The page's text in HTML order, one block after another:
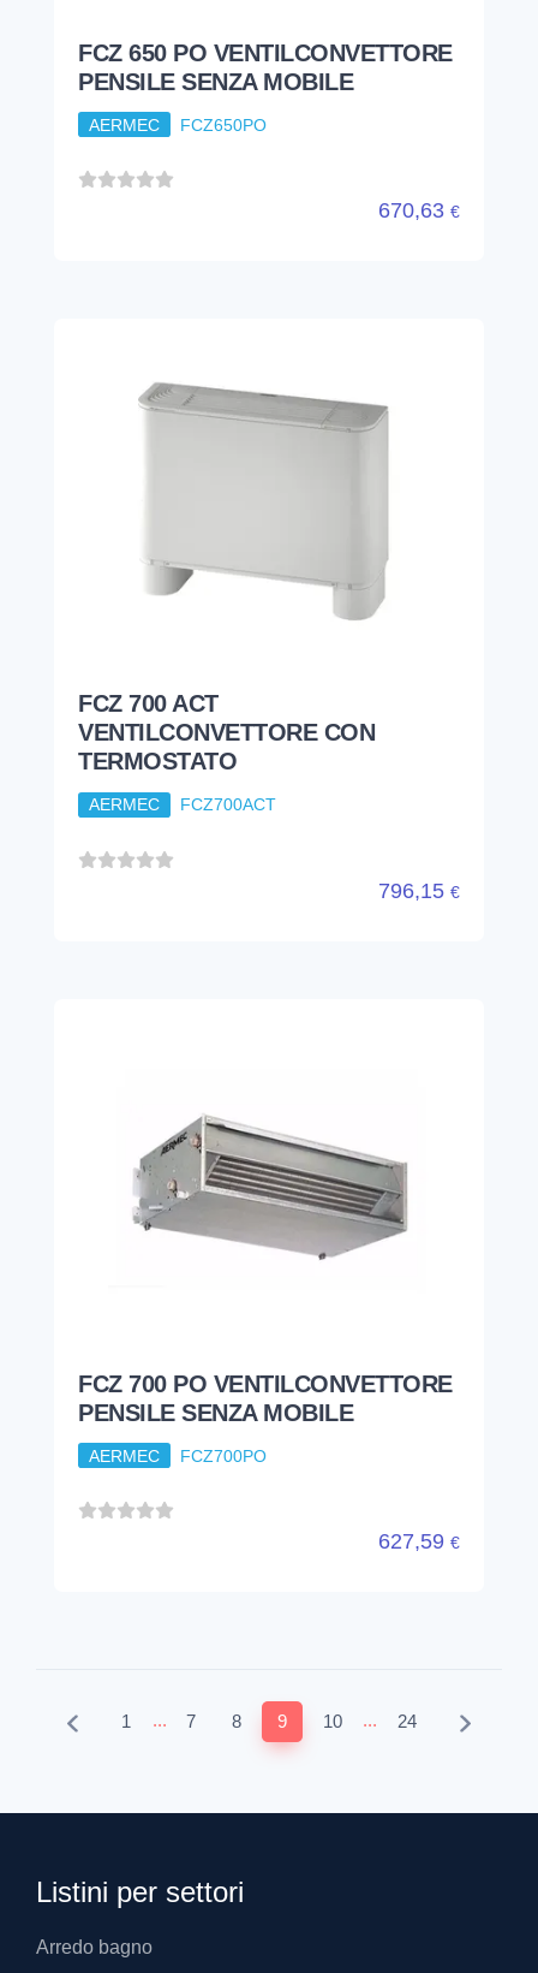
FCZ 650 PO VENTILCONVETTORE
PENSILE SENZA MOBILE
AERMEC FCZ650PO
670,63 €
FCZ 700 ACT
VENTILCONVETTORE CON
TERMOSTATO
AERMEC FCZ700ACT
796,15 €
FCZ 700 PO VENTILCONVETTORE
PENSILE SENZA MOBILE
AERMEC FCZ700PO
627,59 €
1 ... 7 8 9 10 ... 24
Listini per settori
Arredo bagno